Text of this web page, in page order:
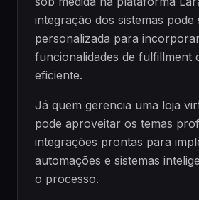
integração dos sistemas pode
personalizada para
funcionalidades de fulfillment
eficiente.
Já quem gerencia uma loja
pode aproveitar os temas
integrações prontas para
automações e sistemas
o processo.